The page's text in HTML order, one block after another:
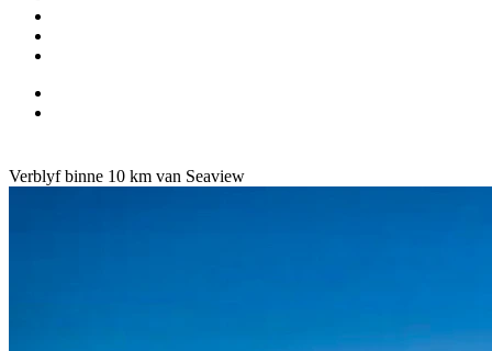
Verblyf binne 10 km van Seaview